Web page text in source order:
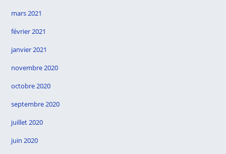
mars 2021
février 2021
janvier 2021
novembre 2020
octobre 2020
septembre 2020
juillet 2020
juin 2020